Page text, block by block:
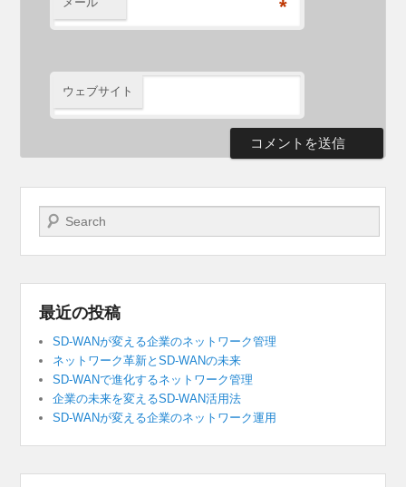
*
ウェブサイト
検索開始
最近の投稿
SD-WANが変える企業のネットワーク管理
ネットワーク革新とSD-WANの未来
SD-WANで進化するネットワーク管理
企業の未来を変えるSD-WAN活用法
SD-WANが変える企業のネットワーク運用